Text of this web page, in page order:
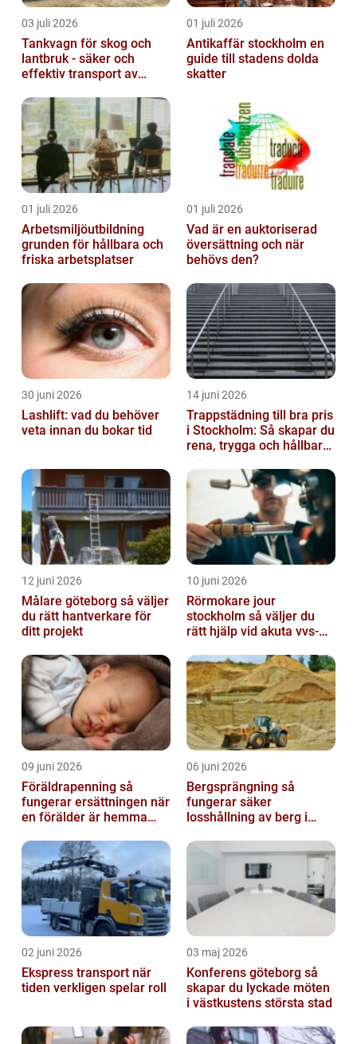
03 juli 2026
Tankvagn för skog och
lantbruk - säker och
effektiv transport av
01 juli 2026
Antikaffär stockholm en
guide till stadens dolda
skatter
01 juli 2026
Arbetsmiljöutbildning
grunden för hållbara och
friska arbetsplatser
01 juli 2026
Vad är en auktoriserad
översättning och när
behövs den?
30 juni 2026
Lashlift: vad du behöver
veta innan du bokar tid
14 juni 2026
Trappstädning till bra pris
i Stockholm: Så skapar du
rena, trygga och hållbara
12 juni 2026
Målare göteborg så väljer
du rätt hantverkare för
ditt projekt
10 juni 2026
Rörmokare jour
stockholm så väljer du
rätt hjälp vid akuta vvs-
09 juni 2026
Föräldrapenning så
fungerar ersättningen när
en förälder är hemma
06 juni 2026
Bergsprängning så
fungerar säker
losshållning av berg i
02 juni 2026
Ekspress transport när
tiden verkligen spelar roll
03 maj 2026
Konferens göteborg så
skapar du lyckade möten
i västkustens största stad